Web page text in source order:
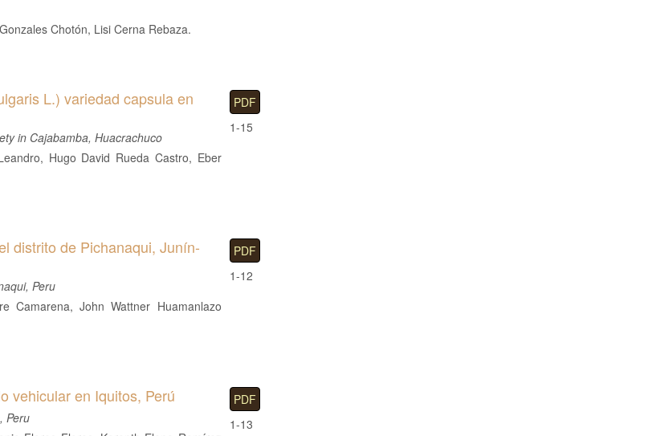
Chotón, Lisi Cerna Rebaza.
L.) variedad capsula en
in Cajabamba, Huacrachuco
Hugo David Rueda Castro, Eber
PDF
1-15
distrito de Pichanaqui, Junín-
Peru
Camarena, John Wattner Huamanlazo
PDF
1-12
vehicular en Iquitos, Perú
Peru
PDF
1-13